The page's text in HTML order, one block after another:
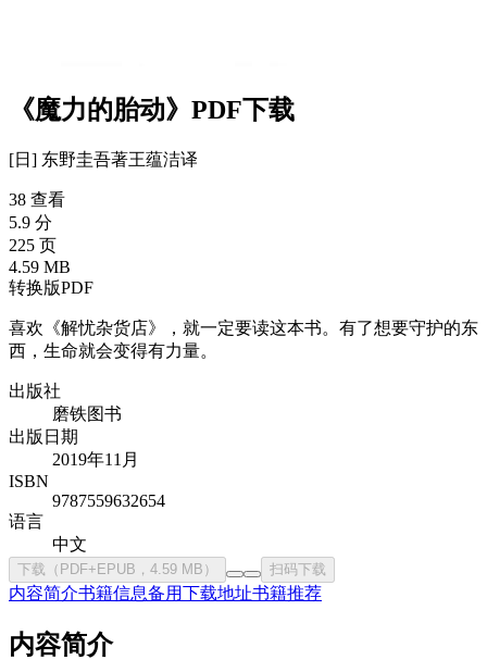
《魔力的胎动》PDF下载
[日] 东野圭吾著王蕴洁译
38 查看
5.9 分
225 页
4.59 MB
转换版PDF
喜欢《解忧杂货店》，就一定要读这本书。有了想要守护的东
西，生命就会变得有力量。
出版社
磨铁图书
出版日期
2019年11月
ISBN
9787559632654
语言
中文
下载（PDF+EPUB，4.59 MB） 扫码下载
内容简介书籍信息备用下载地址书籍推荐
内容简介